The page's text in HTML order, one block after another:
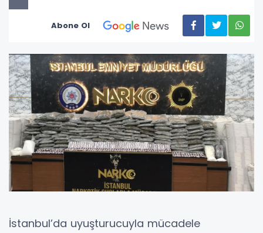
Abone Ol
İstanbul’da uyuşturucuyla mücadele